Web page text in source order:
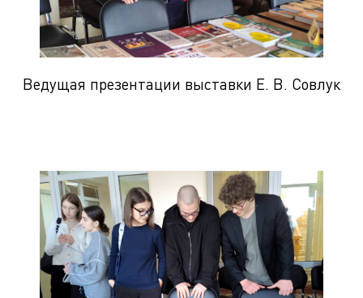
Ведущая презентации выставки Е. В. Совлук